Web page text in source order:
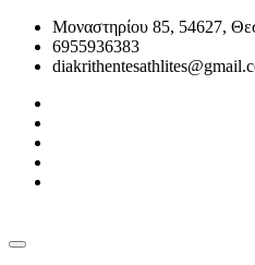
Μοναστηρίου 85, 54627,
6955936383